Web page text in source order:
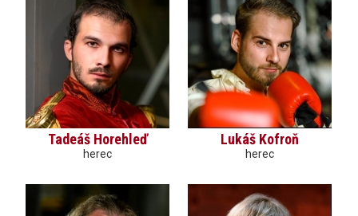
Tadeáš Horehleď
herec
Lukáš Kofroň
herec